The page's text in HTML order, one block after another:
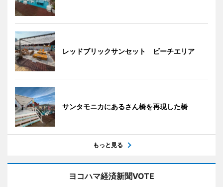
レッドブリックサンセット ビーチエリア
サンタモニカにあるさん橋を再現した橋
もっと見る
ヨコハマ経済新聞VOTE